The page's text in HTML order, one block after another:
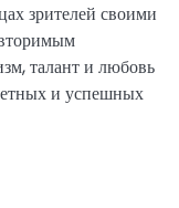
зрителей своими
талант и любовь
и успешных